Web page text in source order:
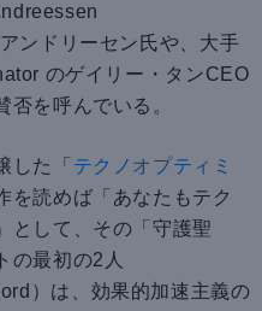
ンドリーセン氏や、大手
のゲイリー・タンCEO
を呼んでいる。
した「 テクノオプティミ
を読めば「あなたもテク
として、その「守護聖
の最初の2人
）は、効果的加速主義の